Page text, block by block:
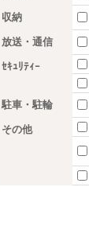
収納
放送・通信
ｾｷｭﾘﾃｨｰ
駐車・駐輪
その他